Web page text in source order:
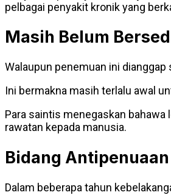
pelbagai penyakit kronik yang
Masih Belum
Walaupun penemuan ini
Ini bermakna masih terlalu awal
Para saintis menegaskan
rawatan kepada manusia.
Bidang
Dalam beberapa tahun